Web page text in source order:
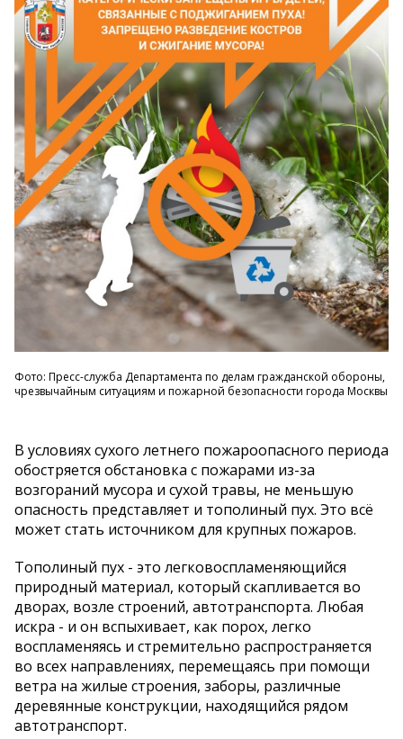
Фото: Пресс-служба Департамента по делам гражданской обороны,
чрезвычайным ситуациям и пожарной безопасности города Москвы
В условиях сухого летнего пожароопасного периода
обостряется обстановка с пожарами из-за
возгораний мусора и сухой травы, не меньшую
опасность представляет и тополиный пух. Это всё
может стать источником для крупных пожаров.
Тополиный пух - это легковоспламеняющийся
природный материал, который скапливается во
дворах, возле строений, автотранспорта. Любая
искра - и он вспыхивает, как порох, легко
воспламеняясь и стремительно распространяется
во всех направлениях, перемещаясь при помощи
ветра на жилые строения, заборы, различные
деревянные конструкции, находящийся рядом
автотранспорт.